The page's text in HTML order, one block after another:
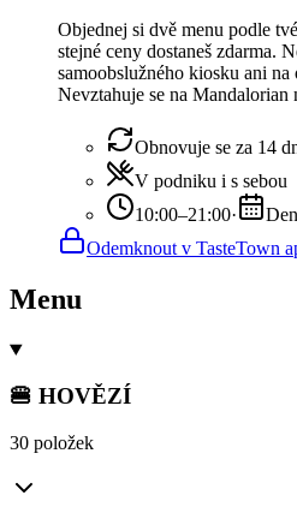
Objednej si dvě menu podle
stejné ceny dostaneš zdarma.
samoobslužného kiosku ani
Nevztahuje se na Mandalorian
Obnovuje se za 14
V podniku i s sebou
10:00–21:00·
Odemknout v TasteTown
Menu
🍔 HOVĚZÍ
30 položek